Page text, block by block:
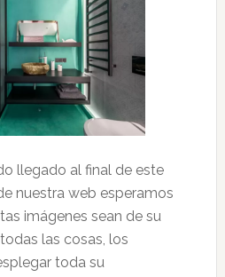
llegado al final de este
nuestra web esperamos
imágenes sean de su
las cosas, los
toda su